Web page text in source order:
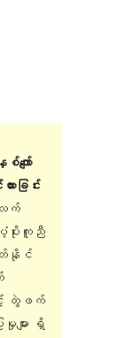
ကျော်
ခြင်း
က်
ပိုးကူညီ
တ်နိုင်
နှင့် တွဲဖက်
ျား ရှိ